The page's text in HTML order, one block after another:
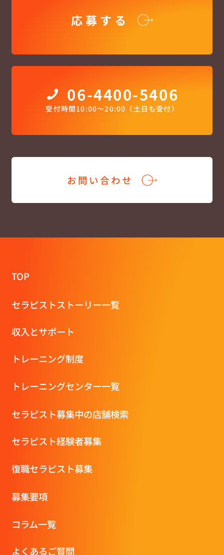
応募する
06-4400-5406
受付時間10:00〜20:00（土日も受付）
お問い合わせ
TOP
セラピストストーリー一覧
収⼊とサポート
トレーニング制度
トレーニングセンター一覧
セラピスト募集中の店舗検索
セラピスト経験者募集
復職セラピスト募集
募集要項
コラム一覧
よくあるご質問